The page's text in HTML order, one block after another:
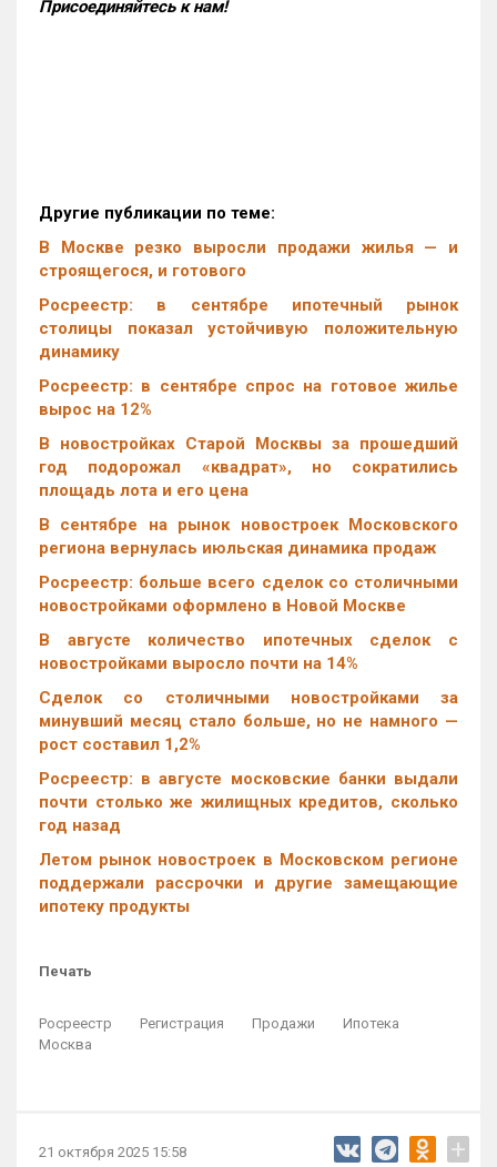
Присоединяйтесь к нам!
Другие публикации по теме:
В Москве резко выросли продажи жилья — и
строящегося, и готового
Росреестр: в сентябре ипотечный рынок
столицы показал устойчивую положительную
динамику
Росреестр: в сентябре спрос на готовое жилье
вырос на 12%
В новостройках Старой Москвы за прошедший
год подорожал «квадрат», но сократились
площадь лота и его цена
В сентябре на рынок новостроек Московского
региона вернулась июльская динамика продаж
Росреестр: больше всего сделок со столичными
новостройками оформлено в Новой Москве
В августе количество ипотечных сделок с
новостройками выросло почти на 14%
Cделок со столичными новостройками за
минувший месяц стало больше, но не намного —
рост составил 1,2%
Росреестр: в августе московские банки выдали
почти столько же жилищных кредитов, сколько
год назад
Летом рынок новостроек в Московском регионе
поддержали рассрочки и другие замещающие
ипотеку продукты
Печать
Росреестр Регистрация Продажи
Ипотека
Москва
21 октября 2025 15:58 +